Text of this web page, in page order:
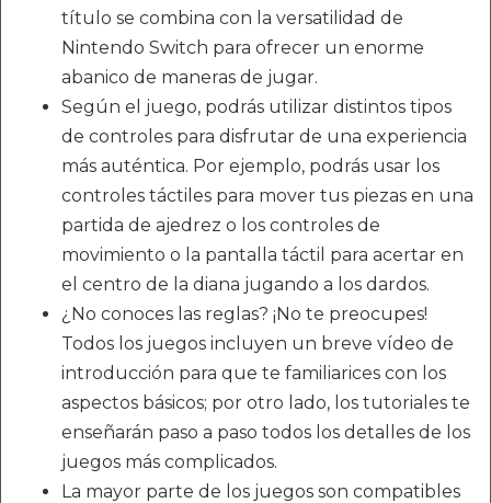
título se combina con la versatilidad de
Nintendo Switch para ofrecer un enorme
abanico de maneras de jugar.
Según el juego, podrás utilizar distintos tipos
de controles para disfrutar de una experiencia
más auténtica. Por ejemplo, podrás usar los
controles táctiles para mover tus piezas en una
partida de ajedrez o los controles de
movimiento o la pantalla táctil para acertar en
el centro de la diana jugando a los dardos.
¿No conoces las reglas? ¡No te preocupes!
Todos los juegos incluyen un breve vídeo de
introducción para que te familiarices con los
aspectos básicos; por otro lado, los tutoriales te
enseñarán paso a paso todos los detalles de los
juegos más complicados.
La mayor parte de los juegos son compatibles